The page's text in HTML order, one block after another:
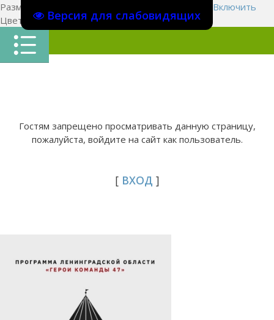
Версия для слабовидящих
Размер шрифта:
Включить
Цвет сайтаЦ Ц Ц Х
Гостям запрещено просматривать данную страницу,
пожалуйста, войдите на сайт как пользователь.
[ ВХОД ]